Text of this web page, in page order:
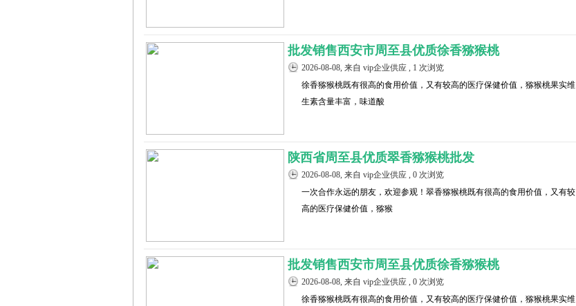
批发销售西安市周至县优质徐香猕猴桃
2026-08-08, 来自 vip企业供应 , 1 次浏览
徐香猕猴桃既有很高的食用价值，又有较高的医疗保健价值，猕猴桃果实维
生素含量丰富，味道酸
陕西省周至县优质翠香猕猴桃批发
2026-08-08, 来自 vip企业供应 , 0 次浏览
一次合作永远的朋友，欢迎参观！翠香猕猴桃既有很高的食用价值，又有较
高的医疗保健价值，猕猴
批发销售西安市周至县优质徐香猕猴桃
2026-08-08, 来自 vip企业供应 , 0 次浏览
徐香猕猴桃既有很高的食用价值，又有较高的医疗保健价值，猕猴桃果实维